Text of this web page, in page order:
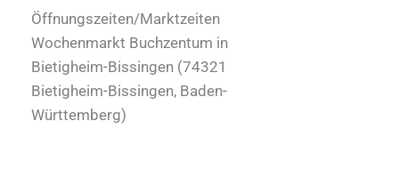
Öffnungszeiten/Marktzeiten
Wochenmarkt Buchzentum in
Bietigheim-Bissingen (74321
Bietigheim-Bissingen, Baden-
Württemberg)